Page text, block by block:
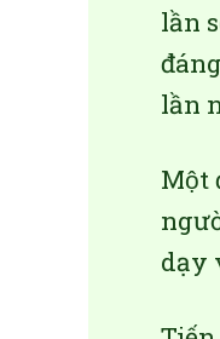
lần
lần
Một
dạy